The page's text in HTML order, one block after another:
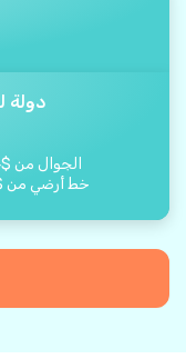
دولة
الجوال من $
خط أرضي من